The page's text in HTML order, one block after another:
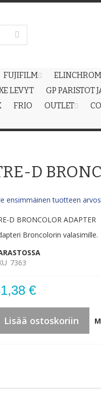
FUJIFILM
ELINCHROM
LEVYT
GP PARISTOT
FRIO OUTLET
D
ensimmäinen tuotteen
D BRONCOLOR ADAPTER
Broncolorin valasimille.
7363
€
Lisää ostoskoriin